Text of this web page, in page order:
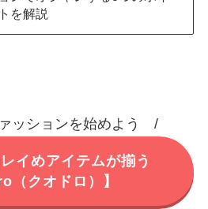
を解説
ッションを始めよう /
イめアイテムが揃う
（クオドロ）】